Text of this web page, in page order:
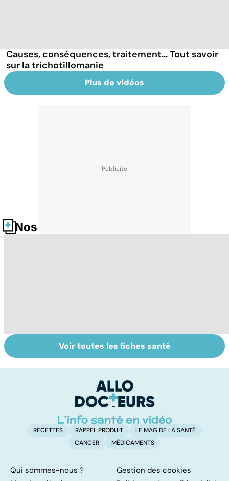
Causes, conséquences, traitement... Tout savoir
sur la trichotillomanie
Plus de vidéos
Nos fiches santé
Violences
sexuelles :
Vivre après un
cancer
Voir toutes les fiches santé
RECETTES RAPPEL PRODUIT
LE MAG DE LA SANTÉ
CANCER
MÉDICAMENTS
Qui sommes-nous ?
Gestion des cookies